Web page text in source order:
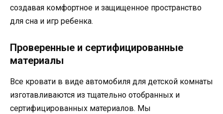
создавая комфортное и защищенное пространство
для сна и игр ребенка.
Проверенные и сертифицированные
материалы
Все кровати в виде автомобиля для детской комнаты
изготавливаются из тщательно отобранных и
сертифицированных материалов. Мы